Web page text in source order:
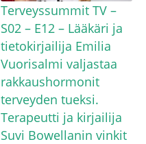
Terveyssummit TV –
S02 – E12 – Lääkäri ja
tietokirjailija Emilia
Vuorisalmi valjastaa
rakkaushormonit
terveyden tueksi.
Terapeutti ja kirjailija
Suvi Bowellanin vinkit